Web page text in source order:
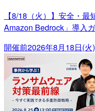
【8/18（火）】安全・
Amazon Bedrock」導入
開催前2026年8月18日(火